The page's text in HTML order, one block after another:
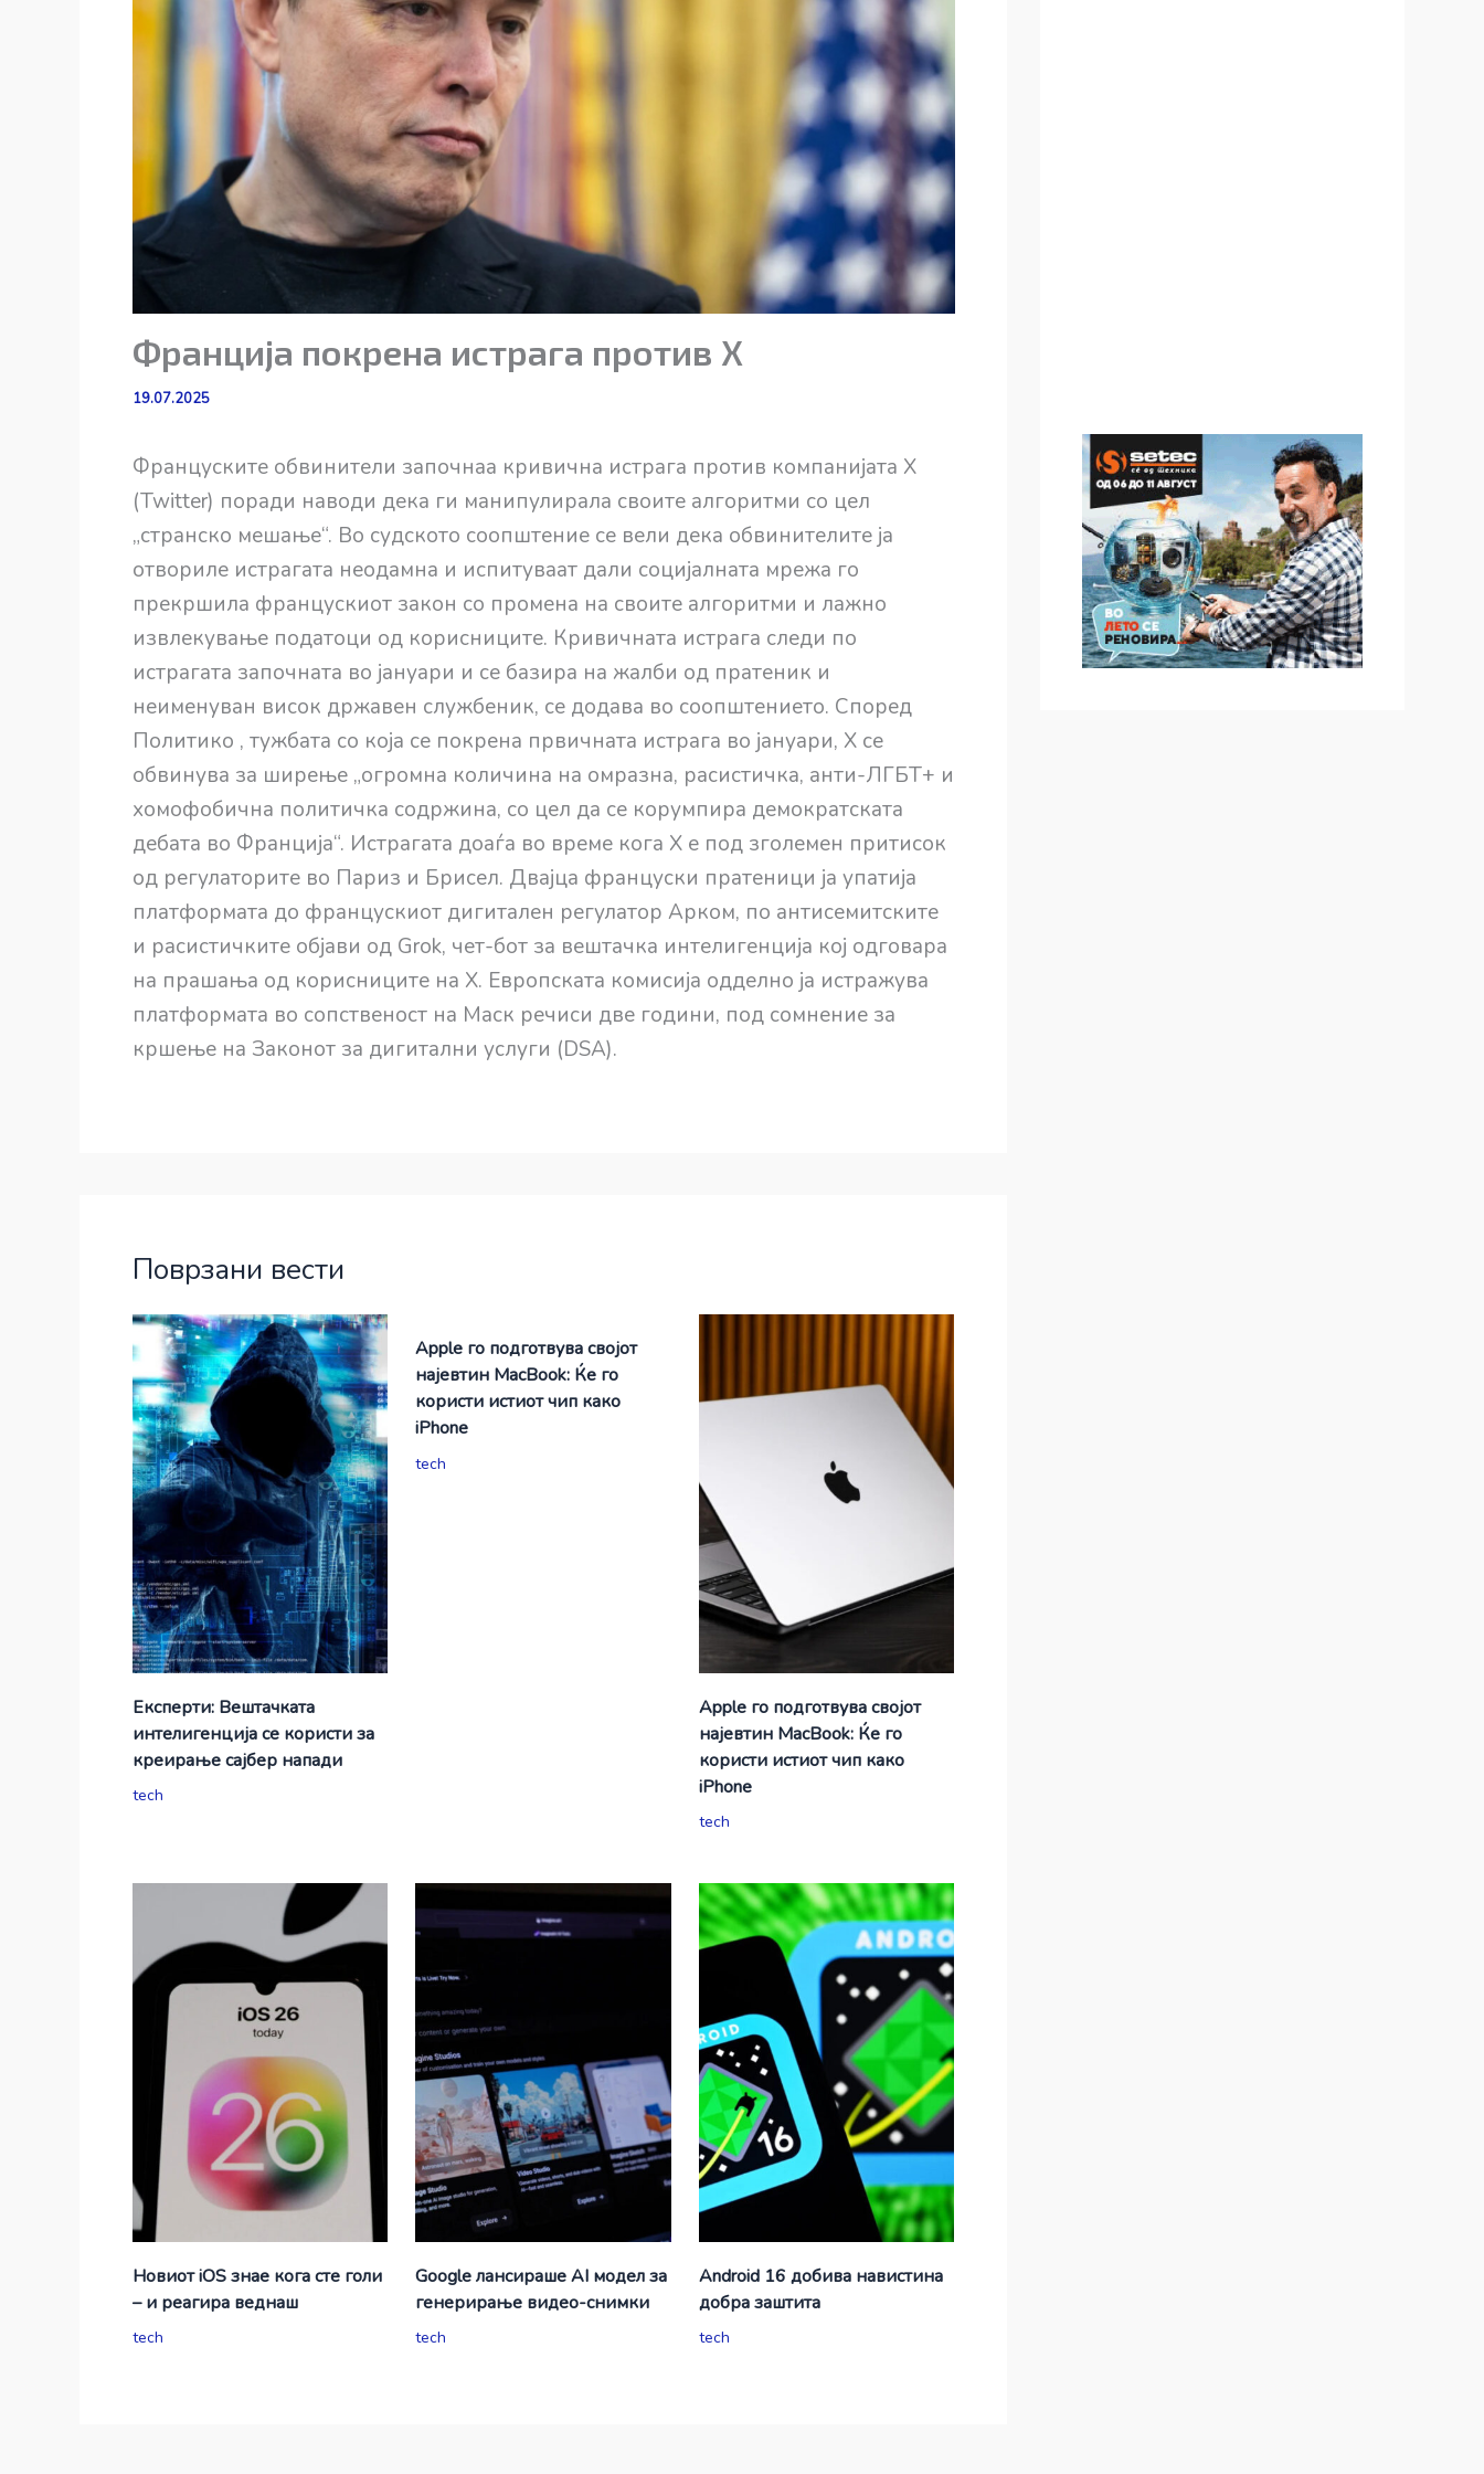
Франција покрена истрага против X
19.07.2025
Француските обвинители започнаа кривична истрага против компанијата X
(Twitter) поради наводи дека ги манипулирала своите алгоритми со цел
„странско мешање“. Во судското соопштение се вели дека обвинителите ја
отвориле истрагата неодамна и испитуваат дали социјалната мрежа го
прекршила францускиот закон со промена на своите алгоритми и лажно
извлекување податоци од корисниците. Кривичната истрага следи по
истрагата започната во јануари и се базира на жалби од пратеник и
неименуван висок државен службеник, се додава во соопштението. Според
Политико , тужбата со која се покрена првичната истрага во јануари, X се
обвинува за ширење „огромна количина на омразна, расистичка, анти-ЛГБТ+ и
хомофобична политичка содржина, со цел да се корумпира демократската
дебата во Франција“. Истрагата доаѓа во време кога X е под зголемен притисок
од регулаторите во Париз и Брисел. Двајца француски пратеници ја упатија
платформата до францускиот дигитален регулатор Арком, по антисемитските
и расистичките објави од Grok, чет-бот за вештачка интелигенција кој одговара
на прашања од корисниците на X. Европската комисија одделно ја истражува
платформата во сопственост на Маск речиси две години, под сомнение за
кршење на Законот за дигитални услуги (DSA).
Поврзани вести
Експерти: Вештачката
интелигенција се користи за
креирање сајбер напади
tech
Apple го подготвува својот
најевтин MacBook: Ќе го
користи истиот чип како
iPhone
tech
Apple го подготвува својот
најевтин MacBook: Ќе го
користи истиот чип како
iPhone
tech
Новиот iOS знае кога сте голи
– и реагира веднаш
tech
Google лансираше AI модел за
генерирање видео-снимки
tech
Android 16 добива навистина
добра заштита
tech